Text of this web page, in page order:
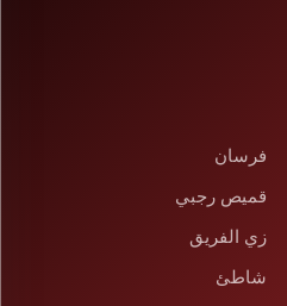
فرسان
قميص رجبي
زي الفريق
شاطئ